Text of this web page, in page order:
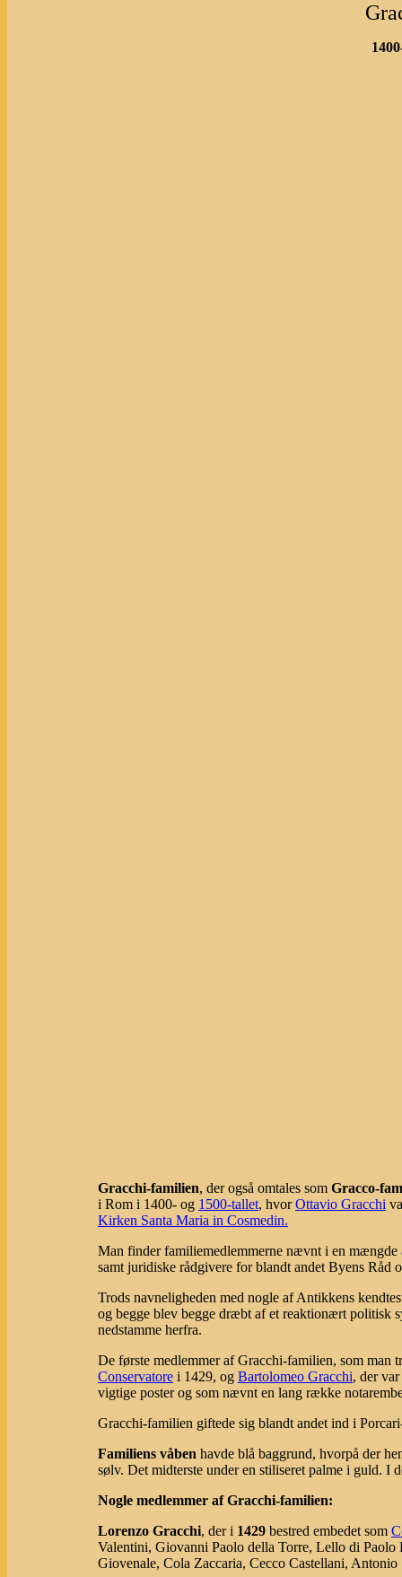
Gracchi-familien, der også omtales som Gracco-
i Rom i 1400- og 1500-tallet, hvorOttavio Gracchi
Kirken Santa Maria in Cosmedin.
Man finder familiemedlemmerne nævnt i en mængde
samt juridiske rådgivere for blandt andet Byens
Trods navneligheden med nogle af Antikkens
og begge blev begge dræbt af et reaktionært politisk
nedstamme herfra.
De første medlemmer af Gracchi-familien, som
Conservatore i 1429, og Bartolomeo Gracchi, der
vigtige poster og som nævnt en lang række
Gracchi-familien giftede sig blandt andet ind i
Familiens våben havde blå baggrund, hvorpå der
sølv. Det midterste under en stiliseret palme i guld. I
Nogle medlemmer af Gracchi-familien:
Lorenzo Gracchi, der i 1429 bestred embedet som
Valentini, Giovanni Paolo della Torre, Lello di
Giovenale, Cola Zaccaria, Cecco Castellani,